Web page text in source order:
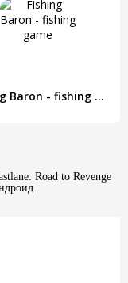
Fishing Baron - fishing game
Road to Revenge